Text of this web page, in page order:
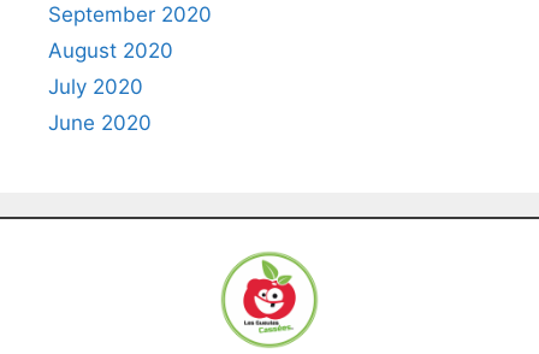
September 2020
August 2020
July 2020
June 2020